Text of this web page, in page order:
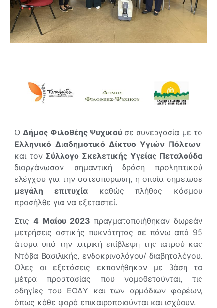
Ο Δήμος Φιλοθέης Ψυχικού σε συνεργασία με το
Ελληνικό Διαδημοτικό Δίκτυο Υγιών Πόλεων
και τον Σύλλογο Σκελετικής Υγείας Πεταλούδα
διοργάνωσαν σημαντική δράση προληπτικού
ελέγχου για την οστεοπόρωση, η οποία σημείωσε
μεγάλη επιτυχίακαθώς πλήθος κόσμου
προσήλθε για να εξεταστεί.
Στις 4 Μαίου 2023πραγματοποιήθηκαν δωρεάν
μετρήσεις οστικής πυκνότητας σε πάνω από 95
άτομα υπό την ιατρική επίβλεψη της ιατρού κας
Ντόβα Βασιλικής, ενδοκρινολόγου/ διαβητολόγου.
Όλες οι εξετάσεις εκπονήθηκαν με βάση τα
μέτρα προστασίας που νομοθετούνται, τις
οδηγίες του ΕΟΔΥ και των αρμόδιων φορέων,
όπως κάθε φορά επικαιροποιούνται και ισχύουν.